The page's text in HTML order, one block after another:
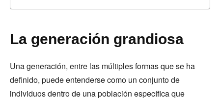
La generación grandiosa
Una generación, entre las múltiples formas que se ha
definido, puede entenderse como un conjunto de
individuos dentro de una población específica que